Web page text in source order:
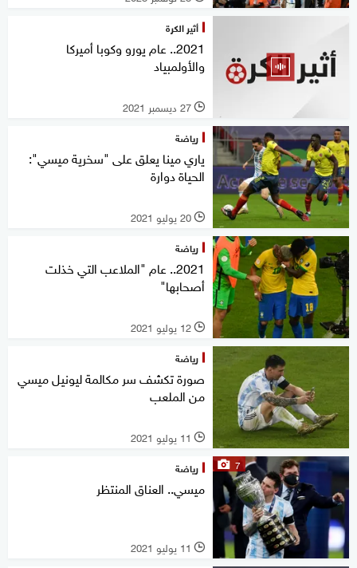
أثير الكرة
2021.. عام يورو وكوبا أميركا
والأولمبياد
l 27 ديسمبر 2021
رياضة
ياري مينا يعلق على "سخرية ميسي":
الحياة دوارة
l 20 يوليو 2021
رياضة
2021.. عام "الملاعب التي خذلت
أصحابها"
l 12 يوليو 2021
رياضة
صورة تكشف سر مكالمة ليونيل ميسي
من الملعب
l 11 يوليو 2021
7 رياضة
ميسي.. العناق المنتظر
l 11 يوليو 2021